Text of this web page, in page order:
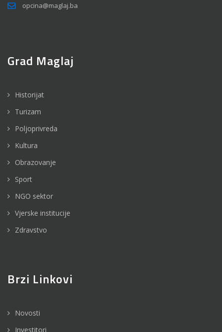
opcina@maglaj.ba
Grad Maglaj
Historijat
Turizam
Poljoprivreda
Kultura
Obrazovanje
Sport
NGO sektor
Vjerske institucije
Zdravstvo
Brzi Linkovi
Novosti
Investitori